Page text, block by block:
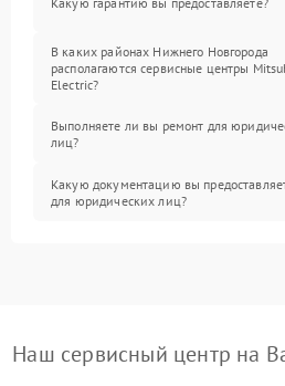
В каких районах Нижнего Новгорода
располагаются сервисные центры
Electric?
Выполняете ли вы ремонт для
лиц?
Какую документацию вы
для юридических лиц?
Наш сервисный центр на